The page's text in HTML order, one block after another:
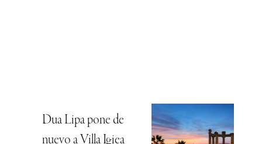
Dua Lipa pone de
nuevo a Villa Igiea